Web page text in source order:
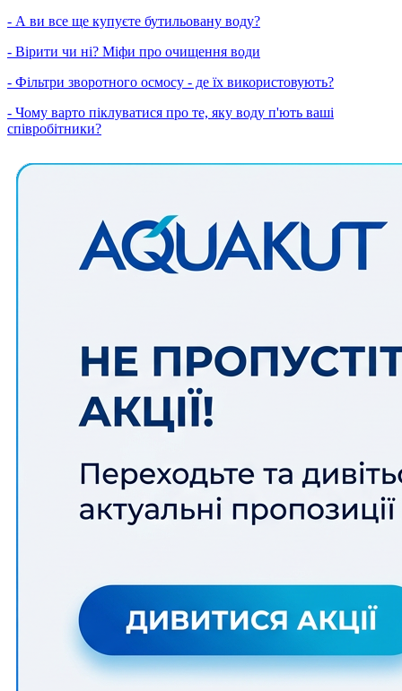
- А ви все ще купуєте бутильовану воду?
- Вірити чи ні? Міфи про очищення води
- Фільтри зворотного осмосу - де їх використовують?
- Чому варто піклуватися про те, яку воду п'ють ваші
співробітники?